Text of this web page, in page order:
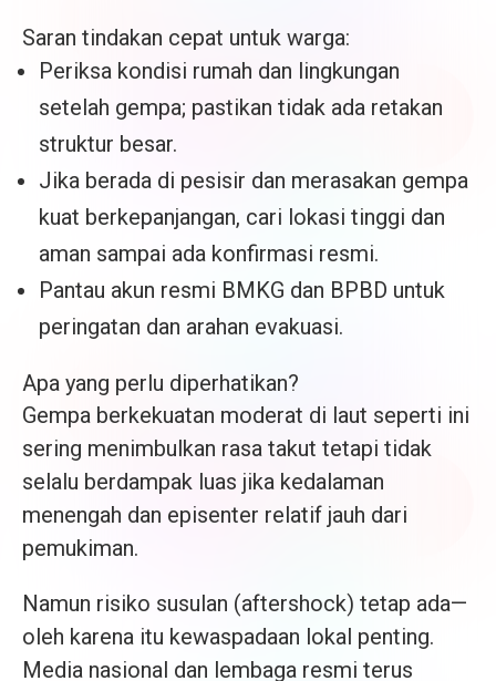
Saran tindakan cepat untuk warga:
Periksa kondisi rumah dan lingkungan
setelah gempa; pastikan tidak ada retakan
struktur besar.
Jika berada di pesisir dan merasakan gempa
kuat berkepanjangan, cari lokasi tinggi dan
aman sampai ada konfirmasi resmi.
Pantau akun resmi BMKG dan BPBD untuk
peringatan dan arahan evakuasi.
Apa yang perlu diperhatikan?
Gempa berkekuatan moderat di laut seperti ini
sering menimbulkan rasa takut tetapi tidak
selalu berdampak luas jika kedalaman
menengah dan episenter relatif jauh dari
pemukiman.
Namun risiko susulan (aftershock) tetap ada—
oleh karena itu kewaspadaan lokal penting.
Media nasional dan lembaga resmi terus